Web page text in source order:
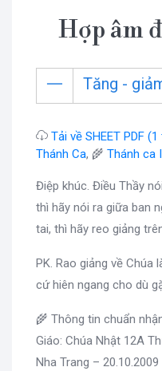
Hợp âm
Tăng -
Tải về SHEET PDF
Thánh Ca, 🌾 Thánh ca
Điệp khúc. Điều Thầy
thì hãy nói ra giữa ban
tai, thì hãy reo giảng
PK. Rao giảng về Chúa
cứ hiên ngang cho dù
🌾 Thông tin chuẩn
Giáo: Chúa Nhật 12A
Nha Trang – 20.10.2009